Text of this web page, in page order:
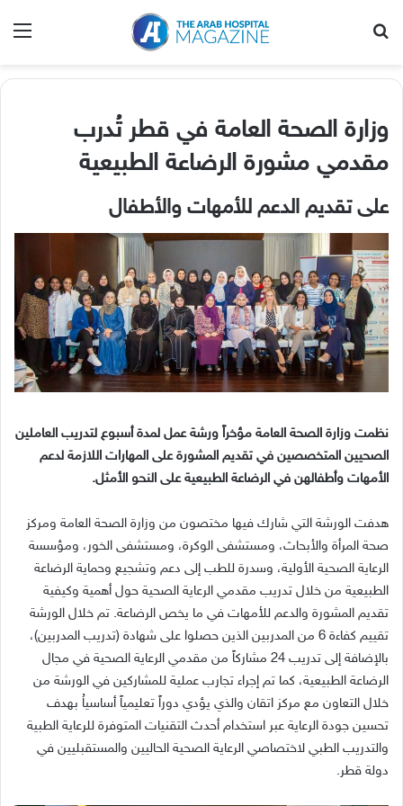
وزارة الصحة العامة في قطر تُدرب
مقدمي مشورة الرضاعة الطبيعية
على تقديم الدعم للأمهات والأطفال
نظمت وزارة الصحة العامة مؤخراً ورشة عمل لمدة أسبوع لتدريب العاملين
الصحيين المتخصصين في تقديم المشورة على المهارات اللازمة لدعم
الأمهات وأطفالهن في الرضاعة الطبيعية على النحو الأمثل.
هدفت الورشة التي شارك فيها مختصون من وزارة الصحة العامة ومركز
صحة المرأة والأبحاث، ومستشفى الوكرة، ومستشفى الخور، ومؤسسة
الرعاية الصحية الأولية، وسدرة للطب إلى دعم وتشجيع وحماية الرضاعة
الطبيعية من خلال تدريب مقدمي الرعاية الصحية حول أهمية وكيفية
تقديم المشورة والدعم للأمهات في ما يخص الرضاعة. تم خلال الورشة
تقييم كفاءة
من المدربين الذين حصلوا على شهادة (تدريب المدربين)،
بالإضافة إلى تدريب
مشاركاً من مقدمي الرعاية الصحية في مجال
الرضاعة الطبيعية، كما تم إجراء تجارب عملية للمشاركين في الورشة من
خلال التعاون مع مركز اتقان والذي يؤدي دوراً تعليمياً أساسياُ بهدف
تحسين جودة الرعاية عبر استخدام أحدث التقنيات المتوفرة للرعاية الطبية
والتدريب الطبي لاختصاصي الرعاية الصحية الحاليين والمستقبليين في
دولة قطر.